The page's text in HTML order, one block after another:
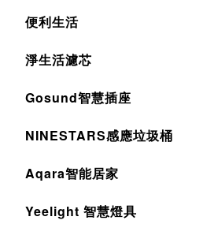
便利生活
淨生活濾芯
Gosund智慧插座
NINESTARS感應垃圾桶
Aqara智能居家
Yeelight 智慧燈具